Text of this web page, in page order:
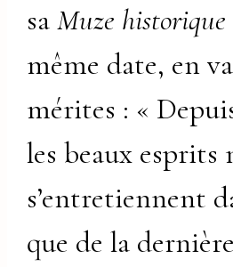
saMuze historique
même date, en
mérites : «
les beaux esprits
s’entretiennent
que de la